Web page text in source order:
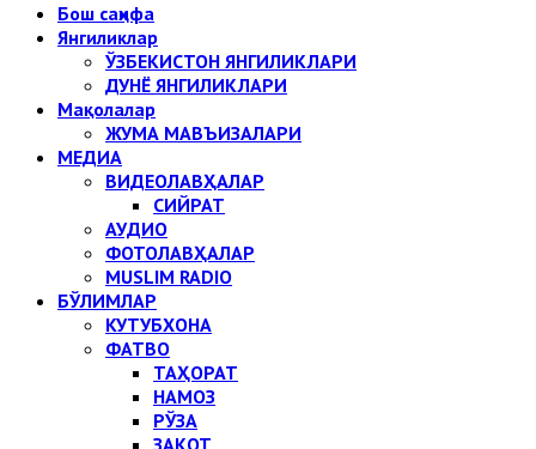
Бош саҳифа
Янгиликлар
ЎЗБЕКИСТОН ЯНГИЛИКЛАРИ
ДУНЁ ЯНГИЛИКЛАРИ
Мақолалар
ЖУМА МАВЪИЗАЛАРИ
МЕДИА
ВИДЕОЛАВҲАЛАР
СИЙРАТ
АУДИО
ФОТОЛАВҲАЛАР
MUSLIM RADIO
БЎЛИМЛАР
КУТУБХОНА
ФАТВО
ТАҲОРАТ
НАМОЗ
РЎЗА
ЗАКОТ